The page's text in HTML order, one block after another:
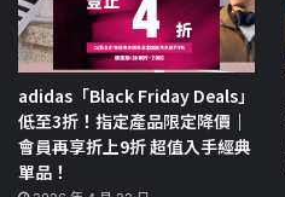
adidas「Black Friday Deals」
低至3折！指定產品限定降價｜
會員再享折上9折 超值入手經典
單品！